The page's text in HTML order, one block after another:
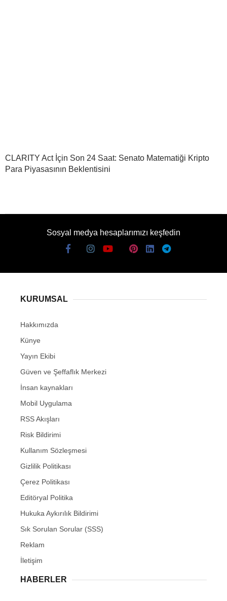
CLARITY Act İçin Son 24 Saat: Senato Matematiği Kripto
Para Piyasasının Beklentisini
Sosyal medya hesaplarımızı keşfedin
KURUMSAL
Hakkımızda
Künye
Yayın Ekibi
Güven ve Şeffaflık Merkezi
İnsan kaynakları
Mobil Uygulama
RSS Akışları
Risk Bildirimi
Kullanım Sözleşmesi
Gizlilik Politikası
Çerez Politikası
Editöryal Politika
Hukuka Aykırılık Bildirimi
Sık Sorulan Sorular (SSS)
Reklam
İletişim
HABERLER